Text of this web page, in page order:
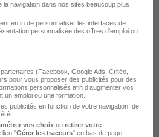
Inférieur à 2 jours
navigation dans nos sites beaucoup plus
enfin de personnaliser les interfaces de
personnalisée des offres d'emploi ou
partenaires (Facebook, Google Ads , Critéo,
pour vous proposer des publicités pour des
personnalisés afin d’augmenter vos
un emploi ou une formation.
publicités en fonction de votre navigation, de
vos choix ou retirer votre
lien "Gérer les traceurs" en bas de page.